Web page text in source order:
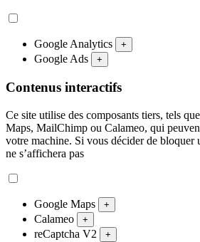
Google Analytics +
Google Ads +
Contenus interactifs
Ce site utilise des composants tiers, tels
Maps, MailChimp ou Calameo, qui
votre machine. Si vous décider de bloquer
ne s’affichera pas
Google Maps +
Calameo +
reCaptcha V2 +